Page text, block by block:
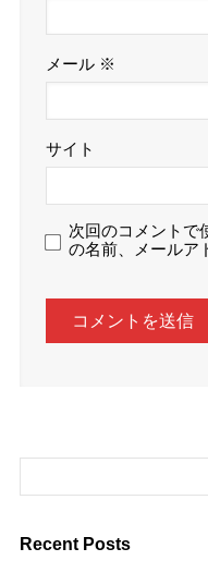
メール ※
サイト
次回のコメントで
の名前、メールア
Recent Posts